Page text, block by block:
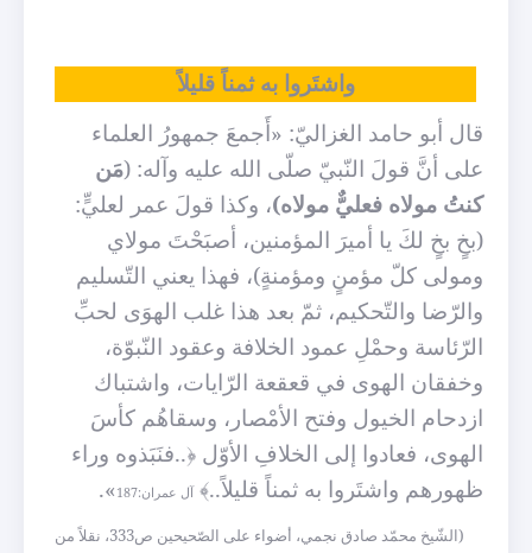
واشتَروا به ثمناً قليلاً
قال أبو حامد الغزاليّ: «أَجمعَ جمهورُ العلماء
على أنَّ قولَ النّبيّ صلّى الله عليه وآله: (مَن
كنتُ مولاه فعليٌّ مولاه)، وكذا قولَ عمر لعليٍّ:
(بخٍ بخٍ لكَ يا أميرَ المؤمنين، أصبَحْتَ مولاي
ومولى كلّ مؤمنٍ ومؤمنةٍ)، فهذا يعني التّسليم
والرّضا والتّحكيم، ثمّ بعد هذا غلب الهوَى لحبِّ
الرّئاسة وحمْلِ عمود الخلافة وعقود النّبوّة،
وخفقان الهوى في قعقعة الرّايات، واشتباك
ازدحام الخيول وفتح الأمْصار، وسقاهُم كأسَ
الهوى، فعادوا إلى الخلافِ الأوّل ﴿..فنَبَذوه وراء
ظهورهم واشتَروا به ثمناً قليلاً..﴾ آل عمران:187 ».
(الشّيخ محمّد صادق نجمي، أضواء على الصّحيحين ص333، نقلاً من